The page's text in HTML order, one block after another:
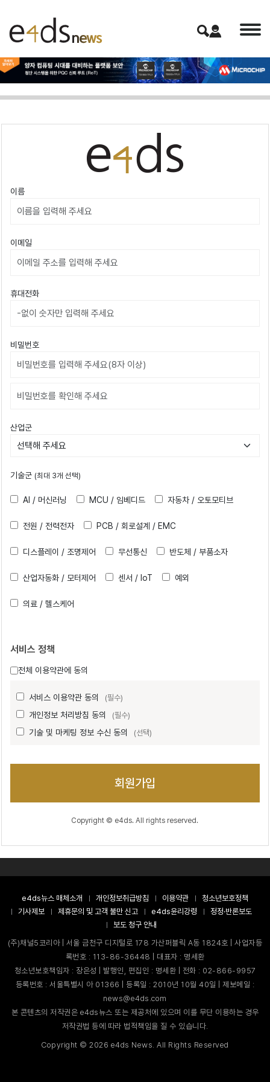
이름
이메일
휴대전화
비밀번호
비밀번호확인
산업군
기술군 (최대 3개 선택)
AI / 머신러닝 MCU / 임베디드 자동차 / 오토모티브
전원 / 전력전자 PCB / 회로설계 / EMC
디스플레이 / 조명제어 무선통신 반도체 / 부품소자
산업자동화 / 모터제어 센서 / IoT 예외
의료 / 헬스케어
서비스 정책
전체 이용약관에 동의
서비스 이용약관 동의 (필수)
개인정보 처리방침 동의 (필수)
기술 및 마케팅 정보 수신 동의 (선택)
회원가입
Copyright © e4ds. All rights reserved.
e4ds뉴스 매체소개 개인정보취급방침 이용약관
청소년보호정책
기사제보
제휴문의 및 고객 불만 신고 e4ds윤리강령
정정·반론보도
보도 청구 안내
(주)채널5코리아 | 서울 금천구 디지털로 178 가산퍼블릭 A동 1824호 | 사업자등
록번호 : 113-86-36448 | 대표자 : 명세환
청소년보호책임자 : 장은성 | 발행인, 편집인 : 명세환 | 전화 : 02-866-9957
등록번호 : 서울특별시 아 01366 | 등록일 : 2010년 10월 40일 | 제보메일 :
news@e4ds.com
본 콘텐츠의 저작권은 e4ds뉴스 또는 제공처에 있으며 이를 무단 이용하는 경우
저작권법 등에 따라 법적책임을 질 수 있습니다.
Copyright ©2026 e4ds News. All Rights Reserved